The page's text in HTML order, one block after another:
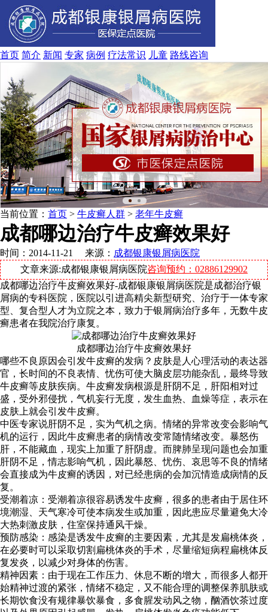
首页 简介 新闻 专家 病例 疗法常识 儿童 路线咨询
当前位置： 首页 > 牛皮癣人群 > 老年牛皮癣
成都哪边治疗牛皮癣效果好
时间：2014-11-21 来源： 成都银康银屑病医院
文章来源:成都银康银屑病医院咨询预约：02886129902
成都哪边治疗牛皮癣效果好-成都银康银屑病医院是成都治疗银
屑病的专科医院，医院以引进高精尖新型研究、治疗于一体专家
型、复合型人才为立院之本，致力于银屑病治疗多年，无数牛皮
癣患者在我院治疗康复。
成都哪边治疗牛皮癣效果好
哪些不良原因会引发牛皮癣的发病？皮肤是人心理活动的表达器
官，长时间的不良表情、忧伤可使大脑皮层功能杂乱，最终导致
牛皮癣等皮肤疾病。牛皮癣发病根源是肝阴不足，肝阳相对过
盛，受外邪侵扰，气机妄行无度，发生血热、血燥等症，表示在
皮肤上就会引发牛皮癣。
中医专家说肝阴不足，实为气机之病。情绪的异常改变会影响气
机的运行，因此牛皮癣患者的病情改变常随情绪改变。暴怒伤
肝，不能藏血，现实上加重了肝阴虚。而脾肺呈现问题也会加重
肝阴不足，情志影响气机，因此暴怒、忧伤、哀思等不良的情绪
会直接成为牛皮癣的诱因，对已经患病的会加沉情造成病情的反
复。
受潮着凉：受潮着凉很容易诱发牛皮癣，很多的患者由于居住环
境潮湿、天气寒冷可使本病发生或加重，因此患应尽量避免大冷
大热刺激皮肤，住室保持通风干燥。
预防感染：感染是诱发牛皮癣的主要因素，尤其是发扁桃体炎，
在必要时可以采取切割扁桃体炎的手术，尽量缩短病程扁桃体反
复发炎，以减少对身体的伤害。
精神因素：由于现在工作压力、休息不断的增大，而很多人都开
始精神过渡的紧张，情绪不稳定，又不能合理的调整保养肌肤或
长期饮食没有规律暴饮暴食，多食腥发动风之物，酗酒饮茶过度